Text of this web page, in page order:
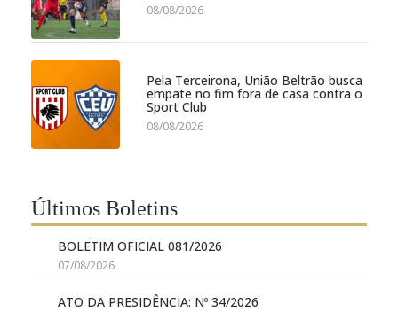
08/08/2026
Pela Terceirona, União Beltrão busca
empate no fim fora de casa contra o
Sport Club
08/08/2026
Últimos Boletins
BOLETIM OFICIAL 081/2026
07/08/2026
ATO DA PRESIDÊNCIA: Nº 34/2026